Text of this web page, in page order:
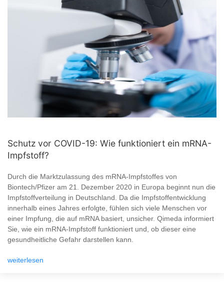
Schutz vor COVID-19: Wie funktioniert ein mRNA-
Impfstoff?
Durch die Marktzulassung des mRNA-Impfstoffes von
Biontech/Pfizer am 21. Dezember 2020 in Europa beginnt nun die
Impfstoffverteilung in Deutschland. Da die Impfstoffentwicklung
innerhalb eines Jahres erfolgte, fühlen sich viele Menschen vor
einer Impfung, die auf mRNA basiert, unsicher. Qimeda informiert
Sie, wie ein mRNA-Impfstoff funktioniert und, ob dieser eine
gesundheitliche Gefahr darstellen kann.
weiterlesen